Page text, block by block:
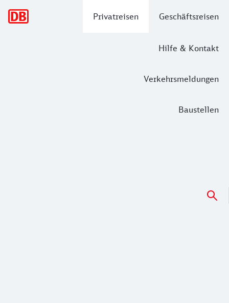
Privatreisen Geschäftsreisen
Hilfe & Kontakt
Verkehrsmeldungen
Baustellen